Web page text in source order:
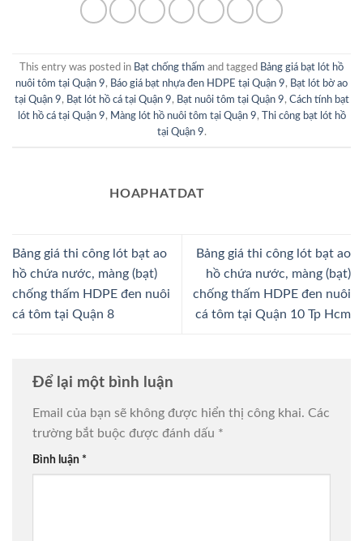
This entry was posted in Bạt chống thấm and tagged Bảng giá bạt lót hồ
nuôi tôm tại Quận 9, Báo giá bạt nhựa đen HDPE tại Quận 9, Bạt lót bờ ao
tại Quận 9, Bạt lót hồ cá tại Quận 9, Bạt nuôi tôm tại Quận 9, Cách tính bạt
lót hồ cá tại Quận 9, Màng lót hồ nuôi tôm tại Quận 9,
Thi công bạt lót hồ
tại Quận 9.
HOAPHATDAT
Bảng giá thi công lót bạt ao
hồ chứa nước, màng (bạt)
chống thấm HDPE đen nuôi
cá tôm tại Quận 8
Bảng giá thi công lót bạt ao
hồ chứa nước, màng (bạt)
chống thấm HDPE đen nuôi
cá tôm tại Quận 10 Tp Hcm
Để lại một bình luận
Email của bạn sẽ không được hiển thị công khai. Các
trường bắt buộc được đánh dấu *
Bình luận *